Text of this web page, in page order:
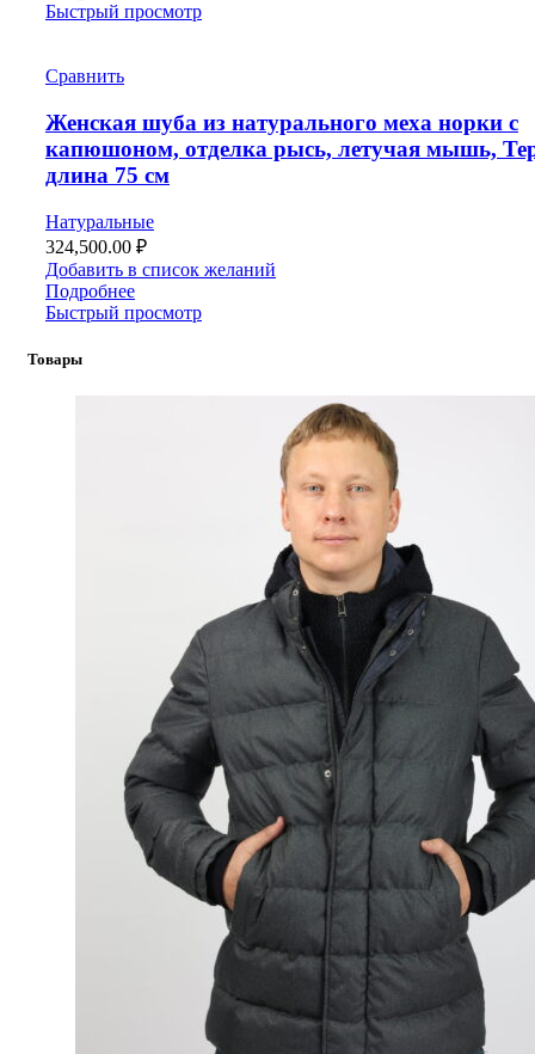
Быстрый просмотр
Сравнить
Женская шуба из натурального меха норки с
капюшоном, отделка рысь, летучая мышь,
длина 75 см
Натуральные
324,500.00 ₽
Добавить в список желаний
Подробнее
Быстрый просмотр
Товары